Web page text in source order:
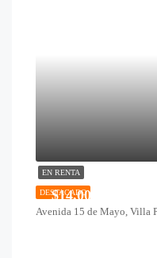
EN RENTA
DESTACADO
$14,000
Avenida 15 de Mayo, Villa